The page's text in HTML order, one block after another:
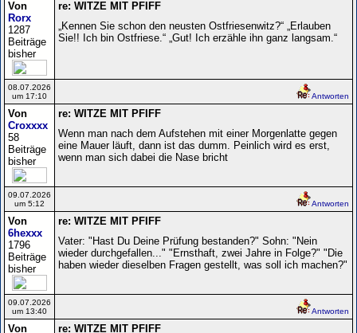
Von
Rorx
1287
Beiträge
bisher
re: WITZE MIT PFIFF
„Kennen Sie schon den neusten Ostfriesenwitz?“ „Erlauben
Sie!! Ich bin Ostfriese.“ „Gut! Ich erzähle ihn ganz langsam.“
08.07.2026
um 17:10
Antworten
Von
Croxxxx
58
Beiträge
bisher
re: WITZE MIT PFIFF
Wenn man nach dem Aufstehen mit einer Morgenlatte gegen
eine Mauer läuft, dann ist das dumm. Peinlich wird es erst,
wenn man sich dabei die Nase bricht
09.07.2026
um 5:12
Antworten
Von
6hexxx
1796
Beiträge
bisher
re: WITZE MIT PFIFF
Vater: "Hast Du Deine Prüfung bestanden?" Sohn: "Nein
wieder durchgefallen..." "Ernsthaft, zwei Jahre in Folge?" "Die
haben wieder dieselben Fragen gestellt, was soll ich machen?"
09.07.2026
um 13:40
Antworten
Von
re: WITZE MIT PFIFF